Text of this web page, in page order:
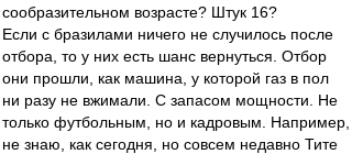
сообразительном возрасте? Штук 16?
Если с бразилами ничего не случилось после
отбора, то у них есть шанс вернуться. Отбор
они прошли, как машина, у которой газ в пол
ни разу не вжимали. С запасом мощности. Не
только футбольным, но и кадровым. Например,
не знаю, как сегодня, но совсем недавно Тите